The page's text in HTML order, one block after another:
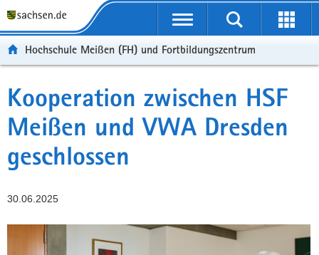
Portalübergreifende
Hochschule Meißen (FH) und Fortbildungszentrum
Kooperation zwischen HSF
Meißen und VWA Dresden
geschlossen
30.06.2025